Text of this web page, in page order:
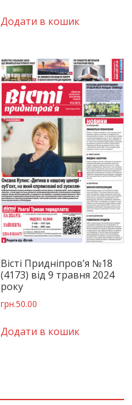
Додати в кошик
Вісті Придніпров’я №18
(4173) від 9 травня 2024
року
грн.50.00
Додати в кошик